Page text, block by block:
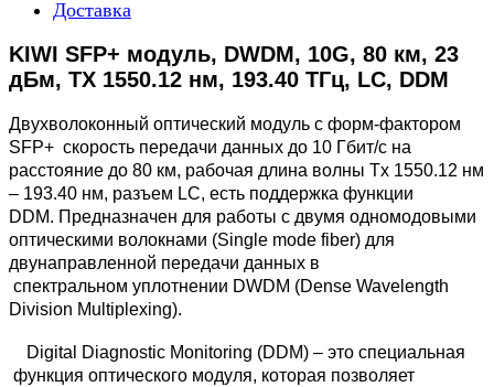
Доставка
KIWI SFP+ модуль, DWDM, 10G, 80 км, 23
дБм, TX 1550.12 нм, 193.40 ТГц, LC, DDM
Двухволоконный оптический модуль с форм-фактором
SFP+ скорость передачи данных до 10 Гбит/с на
расстояние до 80 км, рабочая длина волны Tx 1550.12 нм
– 193.40 нм, разъем LC, есть поддержка функции
DDM. Предназначен для работы с двумя одномодовыми
оптическими волокнами (Single mode fiber) для
двунаправленной передачи данных в
спектральном уплотнении DWDM (Dense Wavelength
Division Multiplexing).
Digital Diagnostic Monitoring (DDM) – это специальная
функция оптического модуля, которая позволяет